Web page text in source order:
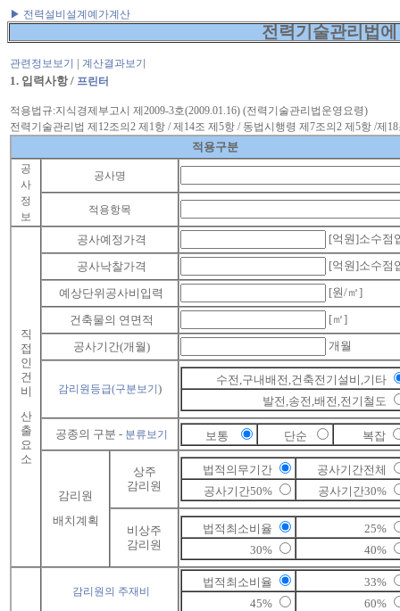
▶ 전력설비설계예가계산
전력기술관리법
관련정보보기 | 계산결과보기
1. 입력사항 / 프린터
적용법규:지식경제부고시 제2009-3호(2009.01.16) (전력기술관리법운영요령)
전력기술관리법 제12조의2 제1항 / 제14조 제5항 / 동법시행령 제7조의2 제5항 /제
적용구분
공
사
정
보
공사명
적용항목
직
접
인
건
비
산
출
요
소
공사예정가격 [억원]소수점
공사낙찰가격 [억원]소수점
예상단위공사비입력 [원/㎡]
건축물의 연면적 [㎡]
공사기간(개월) 개월
감리원등급(구분보기 )
수전,구내배전,건축전기설비,기타
발전,송전,배전,전기철도
공종의 구분 - 분류보기 보통 단순 복잡
감리원
배치계획
상주
감리원
법적의무기간
공사기간전체
공사기간50%
공사기간30%
비상주
감리원
법적최소비율
25%
30%
40%
감리원의 주재비
법적최소비율
33%
45%
60%